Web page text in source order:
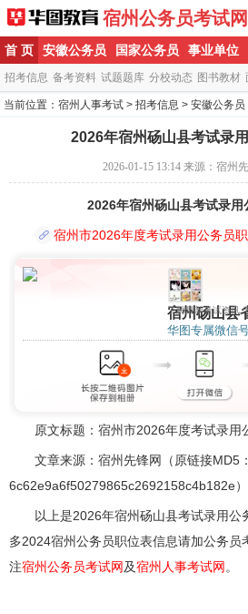
宿州公务员考试网
首 页 安徽公务员 国家公务员 事业单位
招考信息 备考资料 试题题库 分校动态 图书教材
当前位置：宿州人事考试 >招考信息 >安徽公务员
2026年宿州砀山县考试录
2026-01-15 13:14 来源：宿州
2026年宿州砀山县考试录用
宿州市2026年度考试录用公务员
宿州砀山县
华图专属微信
了解最新考试资讯,
原文标题：宿州市2026年度考试录用
文章来源：宿州先锋网（原链接MD5：
6c62e9a6f50279865c2692158c4b182e）
以上是2026年宿州砀山县考试录用公
多2024宿州公务员职位表信息请加公务员
注宿州公务员考试网及宿州人事考试网。